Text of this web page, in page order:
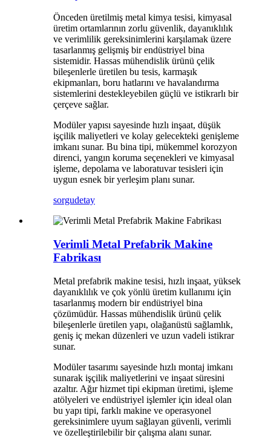
Önceden üretilmiş metal kimya tesisi, kimyasal
üretim ortamlarının zorlu güvenlik, dayanıklılık
ve verimlilik gereksinimlerini karşılamak üzere
tasarlanmış gelişmiş bir endüstriyel bina
sistemidir. Hassas mühendislik ürünü çelik
bileşenlerle üretilen bu tesis, karmaşık
ekipmanları, boru hatlarını ve havalandırma
sistemlerini destekleyebilen güçlü ve istikrarlı bir
çerçeve sağlar.
Modüler yapısı sayesinde hızlı inşaat, düşük
işçilik maliyetleri ve kolay gelecekteki genişleme
imkanı sunar. Bu bina tipi, mükemmel korozyon
direnci, yangın koruma seçenekleri ve kimyasal
işleme, depolama ve laboratuvar tesisleri için
uygun esnek bir yerleşim planı sunar.
sorgudetay
Verimli Metal Prefabrik Makine
Fabrikası
Metal prefabrik makine tesisi, hızlı inşaat, yüksek
dayanıklılık ve çok yönlü üretim kullanımı için
tasarlanmış modern bir endüstriyel bina
çözümüdür. Hassas mühendislik ürünü çelik
bileşenlerle üretilen yapı, olağanüstü sağlamlık,
geniş iç mekan düzenleri ve uzun vadeli istikrar
sunar.
Modüler tasarımı sayesinde hızlı montaj imkanı
sunarak işçilik maliyetlerini ve inşaat süresini
azaltır. Ağır hizmet tipi ekipman üretimi, işleme
atölyeleri ve endüstriyel işlemler için ideal olan
bu yapı tipi, farklı makine ve operasyonel
gereksinimlere uyum sağlayan güvenli, verimli
ve özelleştirilebilir bir çalışma alanı sunar.